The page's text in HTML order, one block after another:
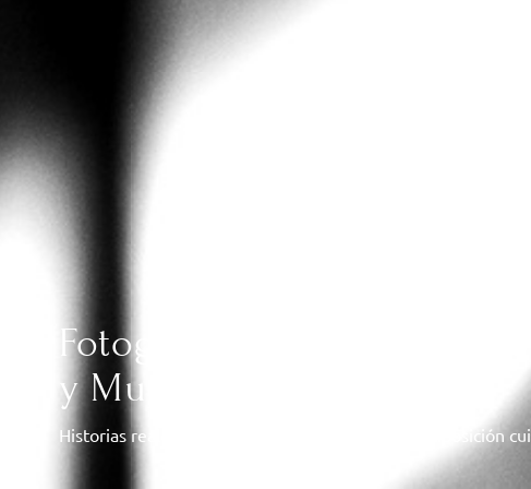
Fotografía y Vídeo de
y Murcia
Historias reales, sin poses forzadas, con luz y composición